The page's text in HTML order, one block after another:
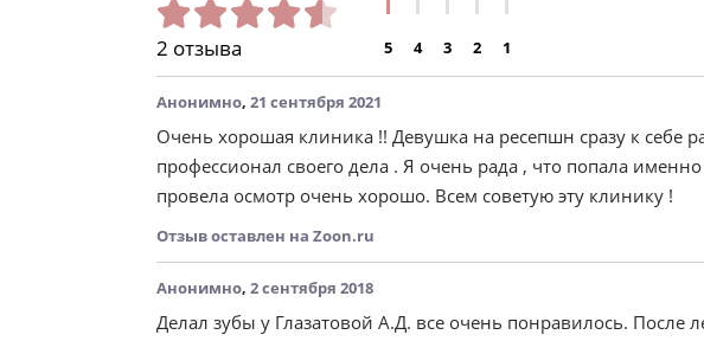
2 отзыва 5 4 3 2 1
Анонимно, 21 сентября 2021
Очень хорошая клиника !! Девушка на ресепшн сразу к себе
профессионал своего дела . Я очень рада , что попала
провела осмотр очень хорошо. Всем советую эту клинику !
Отзыв оставлен на Zoon.ru
Анонимно, 2 сентября 2018
Делал зубы у Глазатовой А.Д. все очень понравилось. После